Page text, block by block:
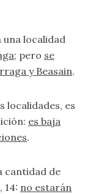
localidad
; pero se
y Beasain.
localidades, es
es baja
.
cantidad de
14: no estarán